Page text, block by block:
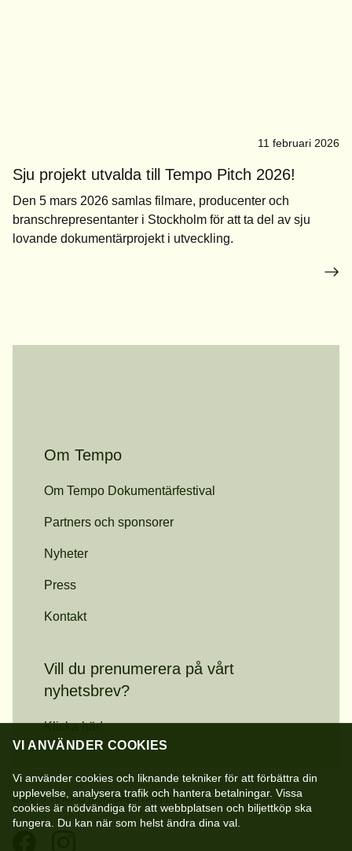
11 februari 2026
Sju projekt utvalda till Tempo Pitch 2026!
Den 5 mars 2026 samlas filmare, producenter och
branschrepresentanter i Stockholm för att ta del av sju
lovande dokumentärprojekt i utveckling.
Om Tempo
Om Tempo Dokumentärfestival
Partners och sponsorer
Nyheter
Press
Kontakt
Vill du prenumerera på vårt
nyhetsbrev?
Klicka här!
2026 © TEMPO DOKUMENTÄRFESTIVAL
VI ANVÄNDER COOKIES
Vi använder cookies och liknande tekniker för att förbättra din
upplevelse, analysera trafik och hantera betalningar. Vissa
cookies är nödvändiga för att webbplatsen och biljettköp ska
fungera. Du kan när som helst ändra dina val.